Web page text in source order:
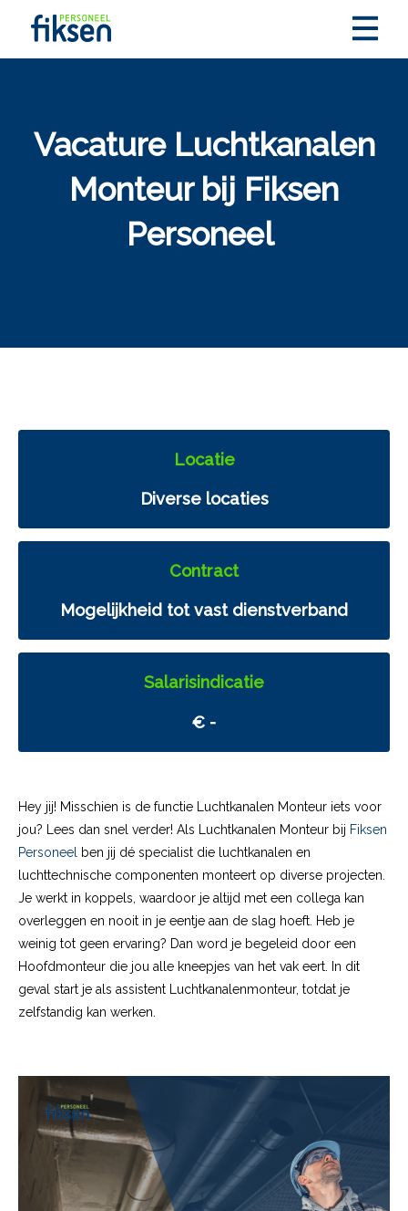
Vacature Luchtkanalen
Monteur bij Fiksen
Personeel
Locatie
Diverse locaties
Contract
Mogelijkheid tot vast dienstverband
Salarisindicatie
€ -
Hey jij! Misschien is de functie Luchtkanalen Monteur iets voor
jou? Lees dan snel verder! Als Luchtkanalen Monteur bij Fiksen
Personeel ben jij dé specialist die luchtkanalen en
luchttechnische componenten monteert op diverse projecten.
Je werkt in koppels, waardoor je altijd met een collega kan
overleggen en nooit in je eentje aan de slag hoeft. Heb je
weinig tot geen ervaring? Dan word je begeleid door een
Hoofdmonteur die jou alle kneepjes van het vak eert. In dit
geval start je als assistent Luchtkanalenmonteur, totdat je
zelfstandig kan werken.